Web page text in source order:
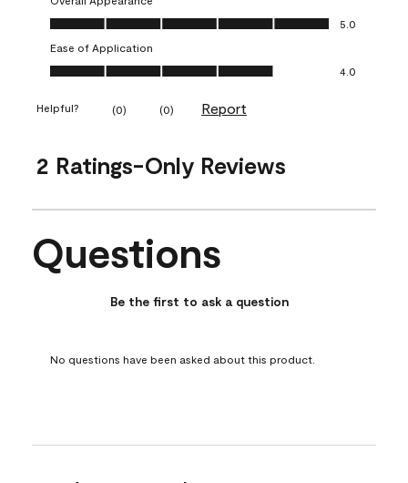
Overall Appearance, 5.0 out of 5
5.0
Ease of Application
Ease of Application, 4.0 out of 5
4.0
Helpful? (0) (0) Report
2 Ratings-Only Reviews
No questions have been asked about this product.
Questions
Be the first to ask a question
No questions have been asked about this product.